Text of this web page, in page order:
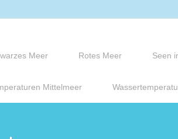
Meer Rotes Meer Seen
Mittelmeer